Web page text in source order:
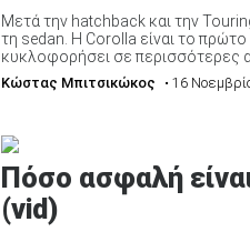
Μετά την hatchback και την
τη sedan. Η Corolla είναι το
κυκλοφορήσει σε περισσότερες
Κώστας Μπιτσικώκος • 16
Πόσο ασφαλή
(vid)